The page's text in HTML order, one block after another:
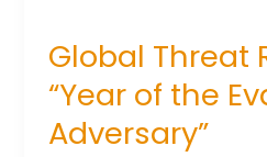
Global Threat
“Year of the
Adversary”